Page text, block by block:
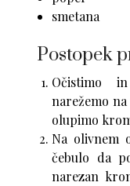
smetana
Postopek
Očistimo
narežemo
olupimo
Na olivnem
čebulo da
narezan